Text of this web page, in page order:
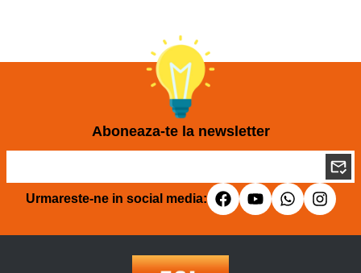
Aboneaza-te la newsletter
Urmareste-ne in social media: